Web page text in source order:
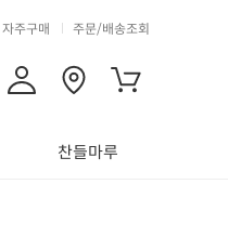
자주구매 주문/배송조회
찬들마루